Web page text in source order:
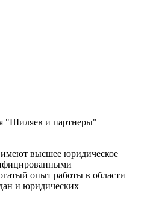
"Шиляев и партнеры"
высшее юридическое
опыт работы в области
и юридических